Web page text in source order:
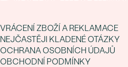
VRÁCENÍ ZBOŽÍ A REKLAMACE
NEJČASTĚJI KLADENÉ OTÁZKY
OCHRANA OSOBNÍCH ÚDAJŮ
OBCHODNÍ PODMÍNKY